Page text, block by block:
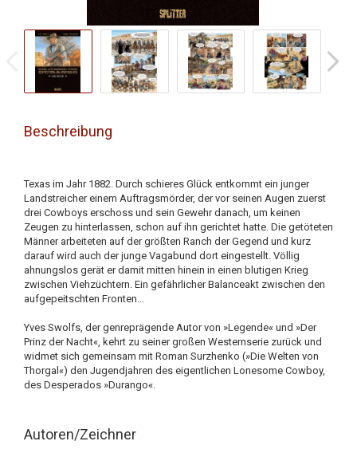
Beschreibung
Texas im Jahr 1882. Durch schieres Glück entkommt ein junger
Landstreicher einem Auftragsmörder, der vor seinen Augen zuerst
drei Cowboys erschoss und sein Gewehr danach, um keinen
Zeugen zu hinterlassen, schon auf ihn gerichtet hatte. Die getöteten
Männer arbeiteten auf der größten Ranch der Gegend und kurz
darauf wird auch der junge Vagabund dort eingestellt. Völlig
ahnungslos gerät er damit mitten hinein in einen blutigen Krieg
zwischen Viehzüchtern. Ein gefährlicher Balanceakt zwischen den
aufgepeitschten Fronten…
Yves Swolfs, der genreprägende Autor von »Legende« und »Der
Prinz der Nacht«, kehrt zu seiner großen Westernserie zurück und
widmet sich gemeinsam mit Roman Surzhenko (»Die Welten von
Thorgal«) den Jugendjahren des eigentlichen Lonesome Cowboy,
des Desperados »Durango«.
Autoren/Zeichner